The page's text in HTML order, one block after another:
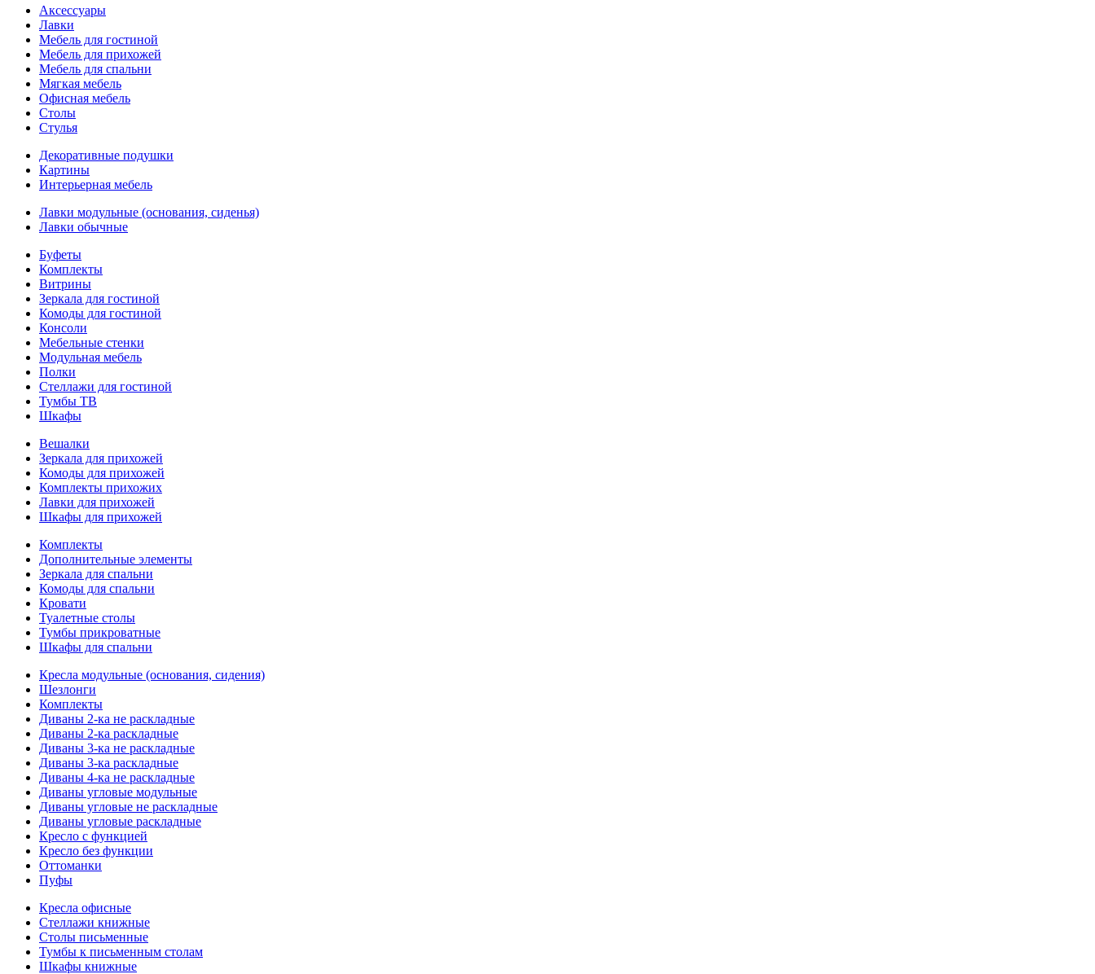
Аксессуары
Лавки
Мебель для гостиной
Мебель для прихожей
Мебель для спальни
Мягкая мебель
Офисная мебель
Столы
Стулья
Декоративные подушки
Картины
Интерьерная мебель
Лавки модульные (основания, сиденья)
Лавки обычные
Буфеты
Комплекты
Витрины
Зеркала для гостиной
Комоды для гостиной
Консоли
Мебельные стенки
Модульная мебель
Полки
Стеллажи для гостиной
Тумбы ТВ
Шкафы
Вешалки
Зеркала для прихожей
Комоды для прихожей
Комплекты прихожих
Лавки для прихожей
Шкафы для прихожей
Комплекты
Дополнительные элементы
Зеркала для спальни
Комоды для спальни
Кровати
Туалетные столы
Тумбы прикроватные
Шкафы для спальни
Кресла модульные (основания, сидения)
Шезлонги
Комплекты
Диваны 2-ка не раскладные
Диваны 2-ка раскладные
Диваны 3-ка не раскладные
Диваны 3-ка раскладные
Диваны 4-ка не раскладные
Диваны угловые модульные
Диваны угловые не раскладные
Диваны угловые раскладные
Кресло с функцией
Кресло без функции
Оттоманки
Пуфы
Кресла офисные
Стеллажи книжные
Столы письменные
Тумбы к письменным столам
Шкафы книжные